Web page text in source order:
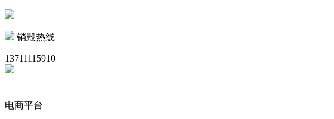
销毁热线
13711115910
电商平台